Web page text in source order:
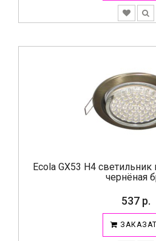
Ecola GX53 H4
чернёная
537 р.